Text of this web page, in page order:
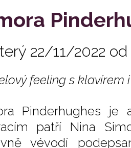
22/11/2022
feeling s klavírem
Pinderhughes je
patří Nina
vévodí